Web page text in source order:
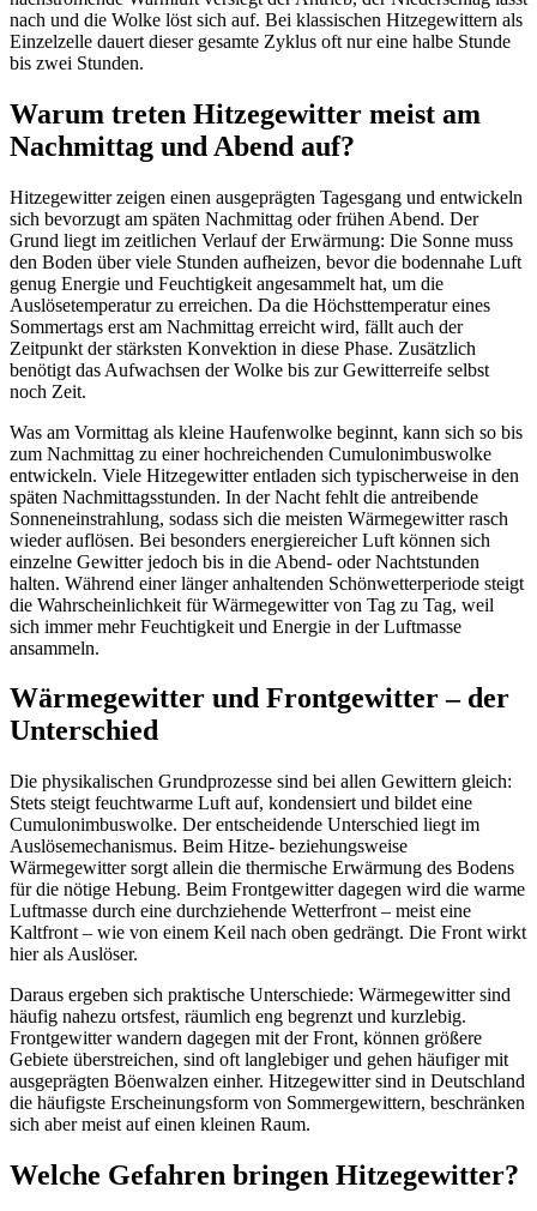
nach und die Wolke löst sich auf. Bei klassischen Hitzegewittern als
Einzelzelle dauert dieser gesamte Zyklus oft nur eine halbe Stunde
bis zwei Stunden.
Warum treten Hitzegewitter meist am
Nachmittag und Abend auf?
Hitzegewitter zeigen einen ausgeprägten Tagesgang und entwickeln
sich bevorzugt am späten Nachmittag oder frühen Abend. Der
Grund liegt im zeitlichen Verlauf der Erwärmung: Die Sonne muss
den Boden über viele Stunden aufheizen, bevor die bodennahe Luft
genug Energie und Feuchtigkeit angesammelt hat, um die
Auslösetemperatur zu erreichen. Da die Höchsttemperatur eines
Sommertags erst am Nachmittag erreicht wird, fällt auch der
Zeitpunkt der stärksten Konvektion in diese Phase. Zusätzlich
benötigt das Aufwachsen der Wolke bis zur Gewitterreife selbst
noch Zeit.
Was am Vormittag als kleine Haufenwolke beginnt, kann sich so bis
zum Nachmittag zu einer hochreichenden Cumulonimbuswolke
entwickeln. Viele Hitzegewitter entladen sich typischerweise in den
späten Nachmittagsstunden. In der Nacht fehlt die antreibende
Sonneneinstrahlung, sodass sich die meisten Wärmegewitter rasch
wieder auflösen. Bei besonders energiereicher Luft können sich
einzelne Gewitter jedoch bis in die Abend- oder Nachtstunden
halten. Während einer länger anhaltenden Schönwetterperiode steigt
die Wahrscheinlichkeit für Wärmegewitter von Tag zu Tag, weil
sich immer mehr Feuchtigkeit und Energie in der Luftmasse
ansammeln.
Wärmegewitter und Frontgewitter – der
Unterschied
Die physikalischen Grundprozesse sind bei allen Gewittern gleich:
Stets steigt feuchtwarme Luft auf, kondensiert und bildet eine
Cumulonimbuswolke. Der entscheidende Unterschied liegt im
Auslösemechanismus. Beim Hitze- beziehungsweise
Wärmegewitter sorgt allein die thermische Erwärmung des Bodens
für die nötige Hebung. Beim Frontgewitter dagegen wird die warme
Luftmasse durch eine durchziehende Wetterfront – meist eine
Kaltfront – wie von einem Keil nach oben gedrängt. Die Front wirkt
hier als Auslöser.
Daraus ergeben sich praktische Unterschiede: Wärmegewitter sind
häufig nahezu ortsfest, räumlich eng begrenzt und kurzlebig.
Frontgewitter wandern dagegen mit der Front, können größere
Gebiete überstreichen, sind oft langlebiger und gehen häufiger mit
ausgeprägten Böenwalzen einher. Hitzegewitter sind in Deutschland
die häufigste Erscheinungsform von Sommergewittern, beschränken
sich aber meist auf einen kleinen Raum.
Welche Gefahren bringen Hitzegewitter?